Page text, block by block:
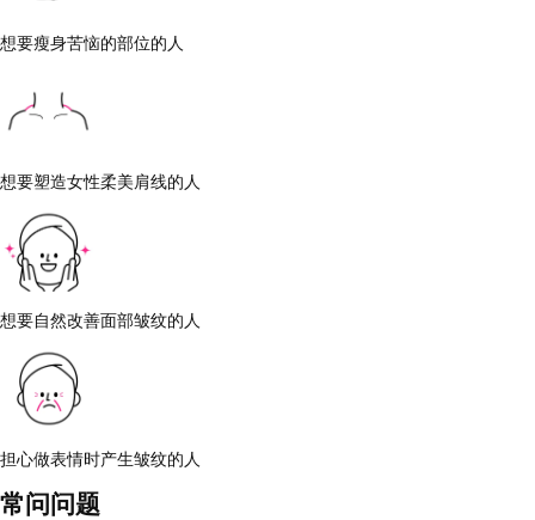
想要瘦身苦恼的部位的人
想要塑造女性柔美肩线的人
想要自然改善面部皱纹的人
担心做表情时产生皱纹的人
常问问题